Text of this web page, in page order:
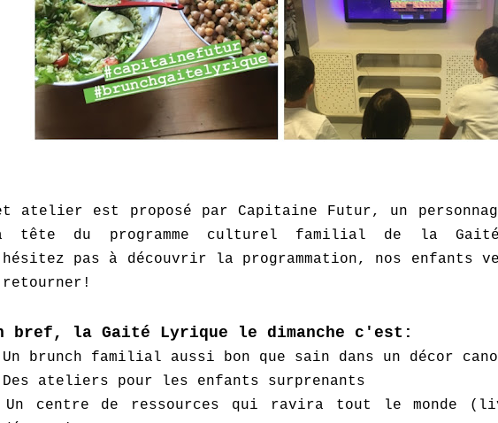
atelier est proposé par Capitaine Futur, un
tête du programme culturel familial de la
pas à découvrir la programmation, nos enfants
bref, la Gaité Lyrique le dimanche c'est:
brunch familial aussi bon que sain dans un décor
ateliers pour les enfants surprenants
Un centre de ressources qui ravira tout le monde